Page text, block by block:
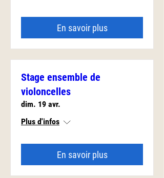
En savoir plus
Stage ensemble de
violoncelles
dim. 19 avr.
Plus d'infos
En savoir plus